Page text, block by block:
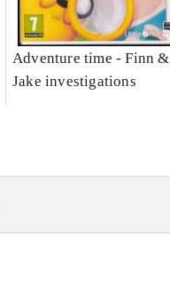
Adventure time - Finn &
Jake investigations